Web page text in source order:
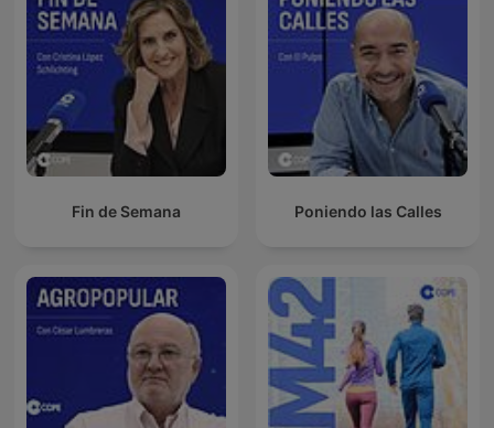
Fin de Semana Poniendo las Calles